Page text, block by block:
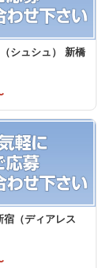
シュシュ） 新橋
宿（ディアレス